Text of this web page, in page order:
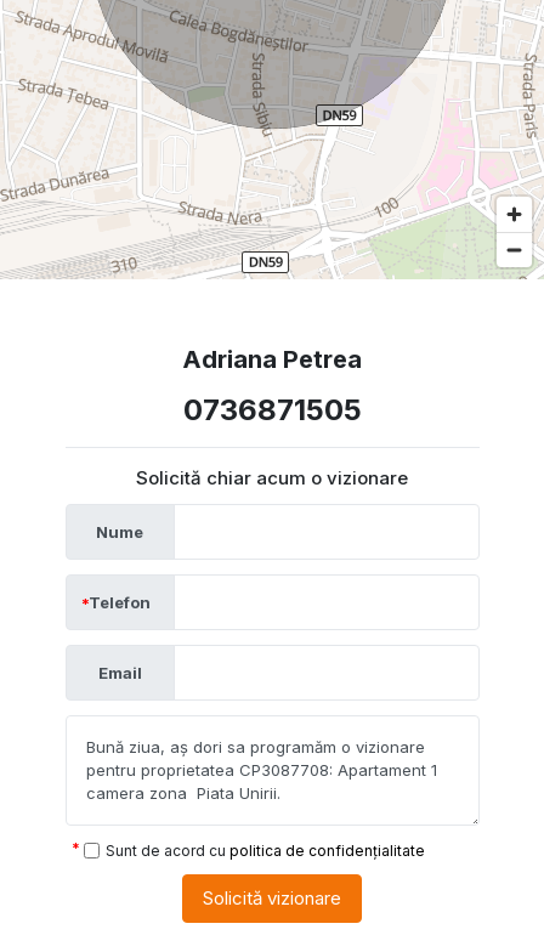
Adriana Petrea
0736871505
Solicită chiar acum o vizionare
Nume
Telefon
Email
Sunt de acord cu politica de confidențialitate
Solicită vizionare